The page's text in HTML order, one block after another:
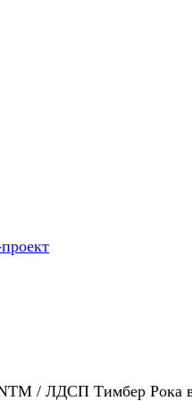
/ ЛДСП Тимбер Рока